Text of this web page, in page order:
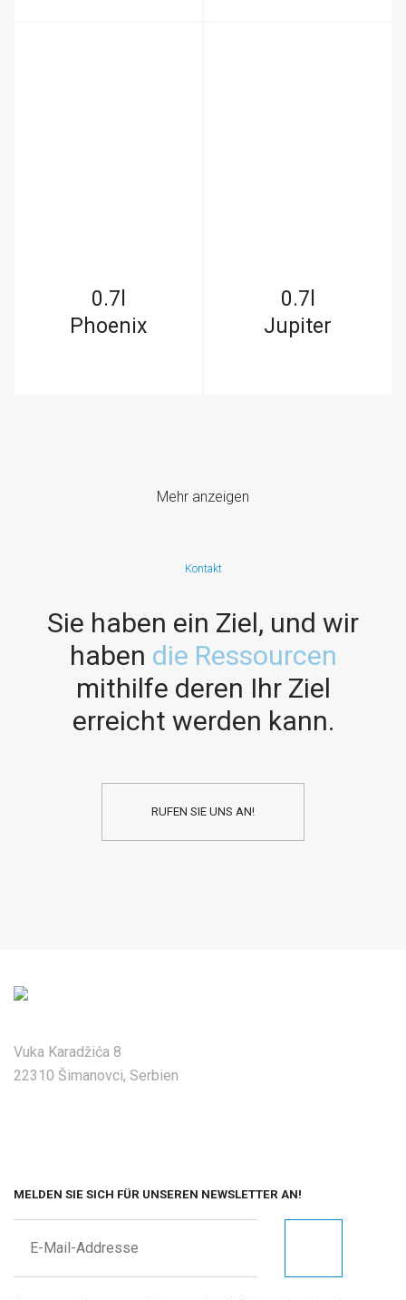
0.7l
Phoenix
0.7l
Jupiter
Mehr anzeigen
Kontakt
Sie haben ein Ziel, und wir
haben die Ressourcen
mithilfe deren Ihr Ziel
erreicht werden kann.
RUFEN SIE UNS AN!
Vuka Karadžića 8
22310 Šimanovci, Serbien
MELDEN SIE SICH FÜR UNSEREN NEWSLETTER AN!